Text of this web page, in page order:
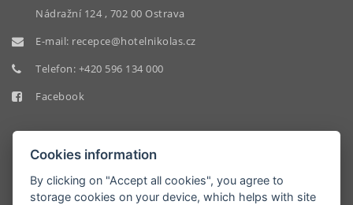
Nádražní 124 , 702 00 Ostrava
E-mail: recepce@hotelnikolas.cz
Telefon: +420 596 134 000
Facebook
HOTEL
Cookies information
By clicking on "Accept all cookies", you agree to
storage cookies on your device, which helps with site